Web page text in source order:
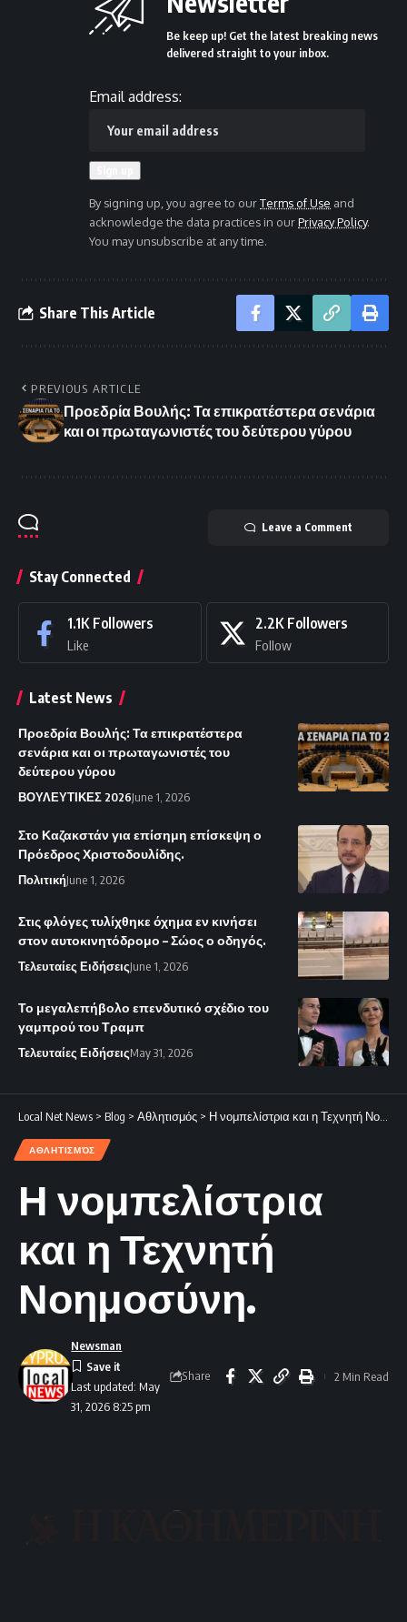
Be keep up! Get the latest breaking news
delivered straight to your inbox.
Email address:
By signing up, you agree to ourTerms of Use and
acknowledge the data practices in ourPrivacy Policy.
You may unsubscribe at any time.
Share This Article
PREVIOUS ARTICLE
Προεδρία Βουλής: Τα επικρατέστερα σενάρια
και οι πρωταγωνιστές του δεύτερου γύρου
Leave a Comment
Stay Connected
1.1K Followers
Like
2.2K Followers
Follow
Latest News
Προεδρία Βουλής: Τα επικρατέστερα
σενάρια και οι πρωταγωνιστές του
δεύτερου γύρου
ΒΟΥΛΕΥΤΙΚΕΣ 2026June 1, 2026
Στο Καζακστάν για επίσημη επίσκεψη ο
Πρόεδρος Χριστοδουλίδης.
ΠολιτικήJune 1, 2026
Στις φλόγες τυλίχθηκε όχημα εν κινήσει
στον αυτοκινητόδρομο – Σώος ο οδηγός.
Τελευταίες ΕιδήσειςJune 1, 2026
Το μεγαλεπήβολο επενδυτικό σχέδιο του
γαμπρού του Τραμπ
Τελευταίες ΕιδήσειςMay 31, 2026
Local Net News > Blog > Αθλητισμός > Η νομπελίστρια και η Τεχνητή Νοημοσύνη.
ΑΘΛΗΤΙΣΜΌΣ
Η νομπελίστρια
και η Τεχνητή
Νοημοσύνη.
Last updated: May
31, 2026 8:25 pm
Newsman
Share 2 Min Read